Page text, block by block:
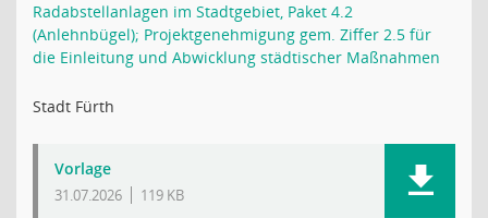
Radabstellanlagen im Stadtgebiet, Paket 4.2
(Anlehnbügel); Projektgenehmigung gem. Ziffer 2.5 für
die Einleitung und Abwicklung städtischer Maßnahmen
Stadt Fürth
Vorlage
31.07.2026 119 KB